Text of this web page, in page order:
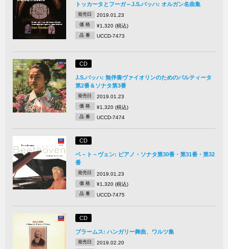
トッカータとフーガ～J.S.バッハ: オルガン名曲集
発売日 2019.01.23
価 格 ¥1,320 (税込)
品 番 UCCD-7473
CD
J.S.バッハ: 無伴奏ヴァイオリンのためのパルティータ
第2番＆ソナタ第3番
発売日 2019.01.23
価 格 ¥1,320 (税込)
品 番 UCCD-7474
CD
ベ－ト－ヴェン: ピアノ・ソナタ第30番・第31番・第32
番
発売日 2019.01.23
価 格 ¥1,320 (税込)
品 番 UCCD-7475
CD
ブラームス: ハンガリー舞曲、ワルツ集
発売日 2019.02.20